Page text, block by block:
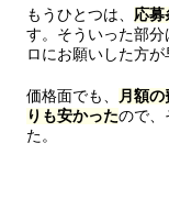
もうひとつは、 応募
す。そういった部
ロにお願いした方が
価格面でも、
月額
りも安かったので、
た。